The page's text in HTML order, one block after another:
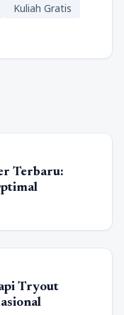
Kuliah Gratis
Terbaru:
Tryout